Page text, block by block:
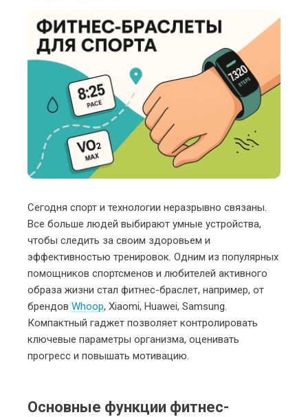
Сегодня спорт и технологии неразрывно связаны.
Все больше людей выбирают умные устройства,
чтобы следить за своим здоровьем и
эффективностью тренировок. Одним из популярных
помощников спортсменов и любителей активного
образа жизни стал фитнес-браслет, например, от
брендов Whoop, Xiaomi, Huawei, Samsung.
Компактный гаджет позволяет контролировать
ключевые параметры организма, оценивать
прогресс и повышать мотивацию.
Основные функции фитнес-